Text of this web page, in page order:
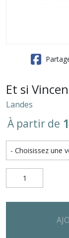
Et si
Landes
À partir de